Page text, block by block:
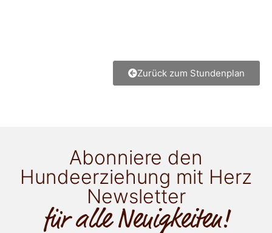
Zurück zum Stundenplan
Abonniere den
Hundeerziehung mit Herz
Newsletter
für alle Neuigkeiten!